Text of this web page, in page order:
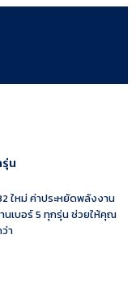
น
ใหม่ ค่าประหยัดพลังงาน
นเบอร์ 5 ทุกรุ่น ช่วยให้คุณ
า